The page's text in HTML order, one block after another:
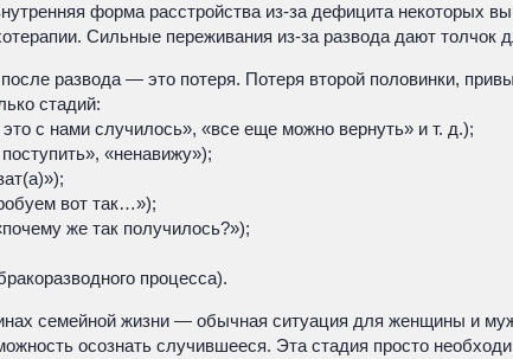
форма расстройства из-за дефицита некоторых
Сильные переживания из-за развода дают толчок
развода — это потеря. Потеря второй половинки,
стадий:
с нами случилось», «все еще можно вернуть» и т. д.);
«ненавижу»);
вот так…»);
же так получилось?»);
процесса).
семейной жизни — обычная ситуация для женщины и
осознать случившееся. Эта стадия просто